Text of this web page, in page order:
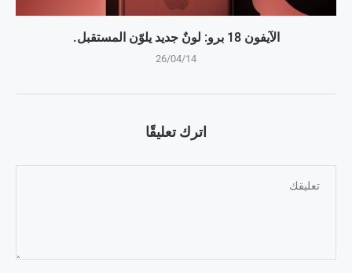
الآيفون 18 برو: لونٌ جديد يلوّن المستقبل.
26/04/14
اترك تعليقًا